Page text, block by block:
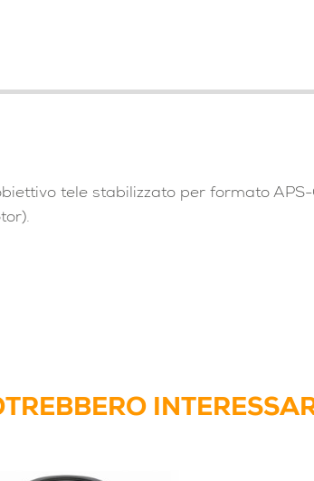
tele stabilizzato per formato